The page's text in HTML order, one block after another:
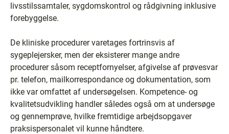
livsstilssamtaler, sygdomskontrol og rådgivning inklusive
forebyggelse.
De kliniske procedurer varetages fortrinsvis af
sygeplejersker, men der eksisterer mange andre
procedurer såsom receptfornyelser, afgivelse af prøvesvar
pr. telefon, mailkorrespondance og dokumentation, som
ikke var omfattet af undersøgelsen. Kompetence- og
kvalitetsudvikling handler således også om at undersøge
og gennemprøve, hvilke fremtidige arbejdsopgaver
praksispersonalet vil kunne håndtere.